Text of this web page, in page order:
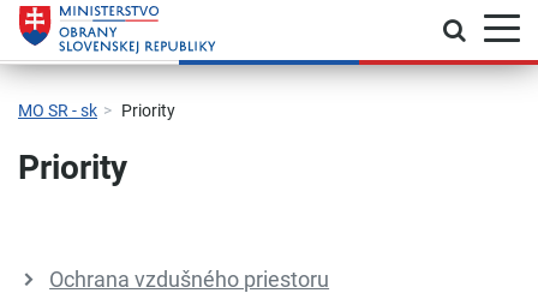
Skočiť na hlavnú navigáciu
Skočiť na obsah
Skočiť na bočný panel
Skočiť na pätičku
Kontakt
Prehlásenie o prístupnosti
MO SR - sk Priority
Priority
Ochrana vzdušného priestoru